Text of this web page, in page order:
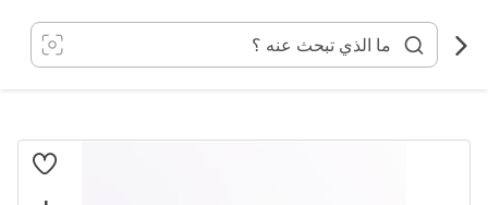
المحتوى
انتقل